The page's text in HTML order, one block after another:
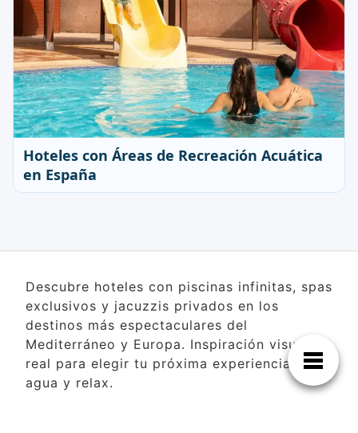
Hoteles con Áreas de Recreación Acuática
en España
Descubre hoteles con piscinas infinitas, spas
exclusivos y jacuzzis privados en los
destinos más espectaculares del
Mediterráneo y Europa. Inspiración visual
real para elegir tu próxima experiencia de
agua y relax.